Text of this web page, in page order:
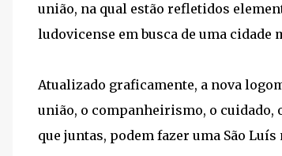
união, na qual estão refletidos
ludovicense em busca de uma cidade
Atualizado graficamente, a nova
união, o companheirismo, o cuidado,
que juntas, podem fazer uma São Luís